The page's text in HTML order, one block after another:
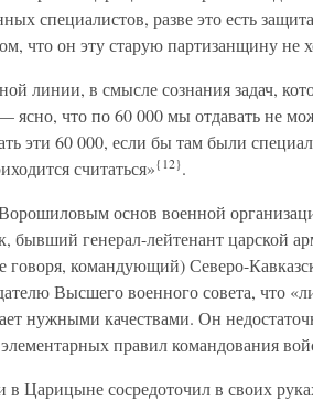
специалистов, разве это есть
что он эту старую партизанщину не
линии, в смысле сознания задач,
ясно, что по 60 000 мы отдавать не
эти 60 000, если бы там были
считаться»{12}.
основ военной
бывший генерал-лейтенант царской
говоря, командующий) Северо-
Высшего военного совета, что
нужными качествами. Он
правил командования
в Царицыне сосредоточил в своих